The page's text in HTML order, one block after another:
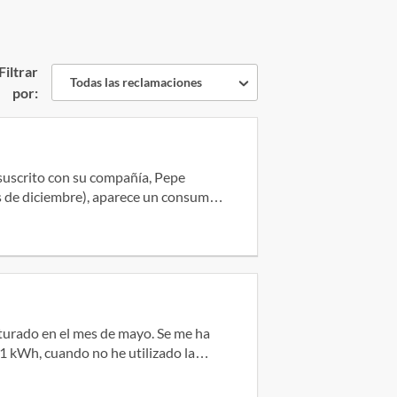
Filtrar
por:
Todas las reclamaciones
circunstancias como la
dicho error regularizando su
kWh, cuando no he utilizado la
un piso donde apenas se utiliza